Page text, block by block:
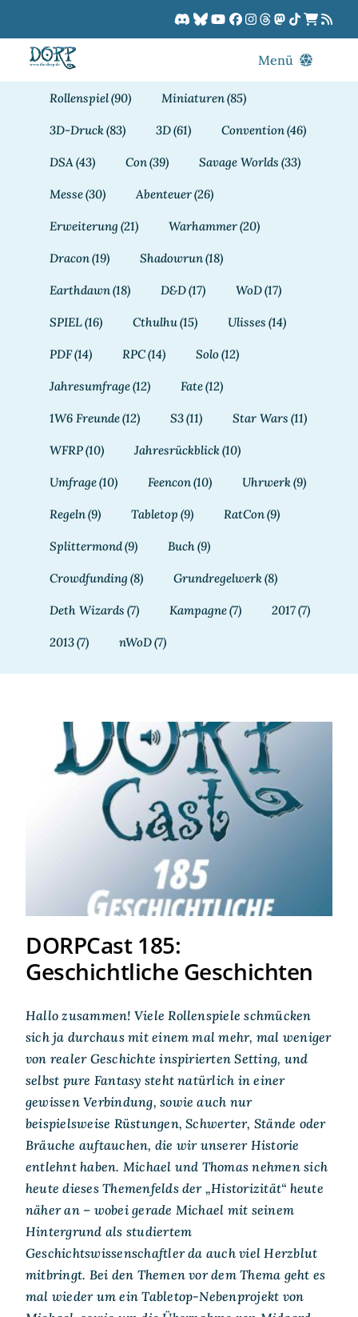
springen
Menü
Rollenspiel(90) Miniaturen(85)
3D-Druck(83) 3D(61) Convention(46)
DSA (43) Con(39) Savage Worlds (33)
Messe(30) Abenteuer(26)
Erweiterung (21) Warhammer(20)
Dracon(19) Shadowrun(18)
Earthdawn(18) D&D(17) WoD(17)
SPIEL(16) Cthulhu(15) Ulisses (14)
PDF(14) RPC(14) Solo(12)
Jahresumfrage(12) Fate(12)
1W6 Freunde(12) S3(11) Star Wars (11)
WFRP(10) Jahresrückblick(10)
Umfrage(10) Feencon(10) Uhrwerk(9)
Regeln(9) Tabletop (9) RatCon(9)
Splittermond(9) Buch(9)
Crowdfunding (8) Grundregelwerk(8)
Deth Wizards (7) Kampagne(7) 2017(7)
2013(7) nWoD(7)
DORPCast 185:
Geschichtliche Geschichten
DORPCast 185:
Geschichtliche Geschichten
Hallo zusammen! Viele Rollenspiele schmücken
sich ja durchaus mit einem mal mehr, mal weniger
von realer Geschichte inspirierten Setting, und
selbst pure Fantasy steht natürlich in einer
gewissen Verbindung, sowie auch nur
beispielsweise Rüstungen, Schwerter, Stände oder
Bräuche auftauchen, die wir unserer Historie
entlehnt haben. Michael und Thomas nehmen sich
heute dieses Themenfelds der „Historizität“ heute
näher an – wobei gerade Michael mit seinem
Hintergrund als studiertem
Geschichtswissenschaftler da auch viel Herzblut
mitbringt. Bei den Themen vor dem Thema geht es
mal wieder um ein Tabletop-Nebenprojekt von